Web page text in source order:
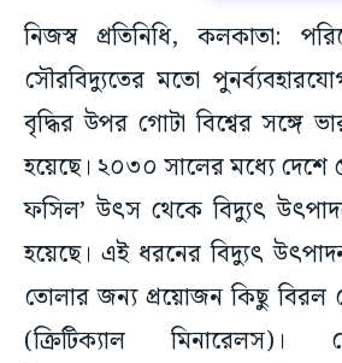
নিজস্ব প্রতিনিধি, কলকাতা:
সৌরবিদ্যুতের মতো
বৃদ্ধির উপর গোটা বিশ্বের সঙ্গে
হয়েছে। ২০৩০ সালের মধ্যে দেশে
ফসিল’ উৎস থেকে বিদ্যুৎ
হয়েছে। এই ধরনের বিদ্যুৎ
তোলার জন্য প্রয়োজন কিছু বিরল
(ক্রিটিক্যাল মিনারেলস)।